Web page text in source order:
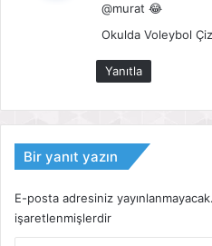
i
k
@murat 😂
Okulda Voleybol
Yanıtla
Bir yanıt yazın
E-posta adresiniz yayınlanmayacak.
işaretlenmişlerdir